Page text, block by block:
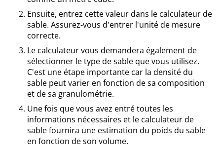
Ensuite, entrez cette valeur dans le calculateur de
sable. Assurez-vous d'entrer l'unité de mesure
correcte.
Le calculateur vous demandera également de
sélectionner le type de sable que vous utilisez.
C'est une étape importante car la densité du
sable peut varier en fonction de sa composition
et de sa granulométrie.
Une fois que vous avez entré toutes les
informations nécessaires et le calculateur de
sable fournira une estimation du poids du sable
en fonction de son volume.